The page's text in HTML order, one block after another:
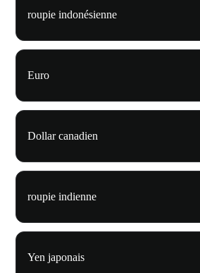
roupie indonésienne
Euro
Dollar canadien
roupie indienne
Yen japonais